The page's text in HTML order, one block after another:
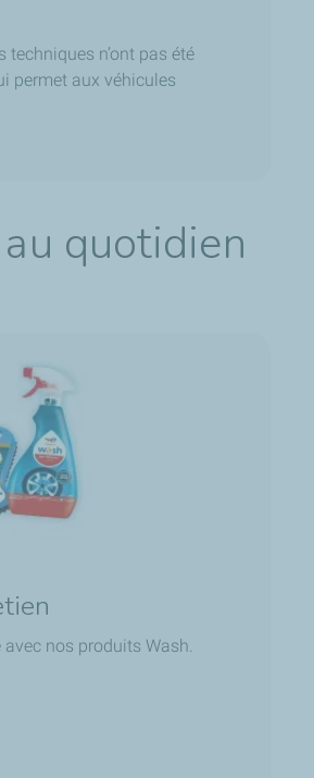
n’ont pas été
permet aux véhicules
quotidien
avec nos produits Wash.